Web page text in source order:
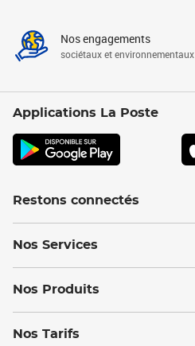
Nos engagements
sociétaux et environnementaux
Applications La Poste
Restons connectés
Nos Services
Nos Produits
Nos Tarifs